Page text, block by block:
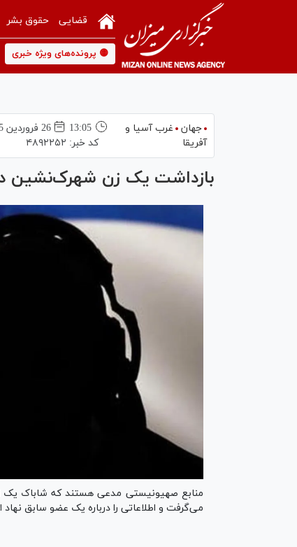
قضایی حقوق بشر
🟡 پرونده‌های ویژه خبری
جهان
غرب آسیا و
آفریقا
13:05
26 فروردين 1405
کد خبر: ۴۸۹۲۲۵۲
بازداشت یک زن شهرک‌نشین
منابع صهیونیستی مدعی هستند که شاباک یک
می‌گرفت و اطلاعاتی را درباره یک عضو سابق